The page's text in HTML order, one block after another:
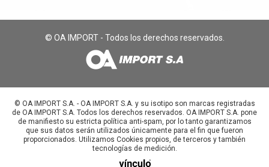
© OA IMPORT - Todos los derechos reservados.
©️ OA IMPORT S.A. - OA IMPORT S.A. y su isotipo son marcas registradas
de OA IMPORT S.A. Todos los derechos reservados. OA IMPORT S.A. pone
de manifiesto su estricta política anti-spam, por lo tanto garantizamos
que sus datos serán utilizados únicamente para el fin que fueron
proporcionados. Utilizamos Cookies propios, de terceros y también
tecnologías de medición.